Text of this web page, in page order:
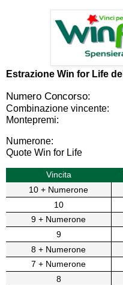
Estrazione Win for Life del
Numero Concorso:
Combinazione vincente:
Montepremi:
Numerone:
Quote Win for Life
Vincita
10 + Numerone
10
9 + Numerone
9
8 + Numerone
7 + Numerone
8